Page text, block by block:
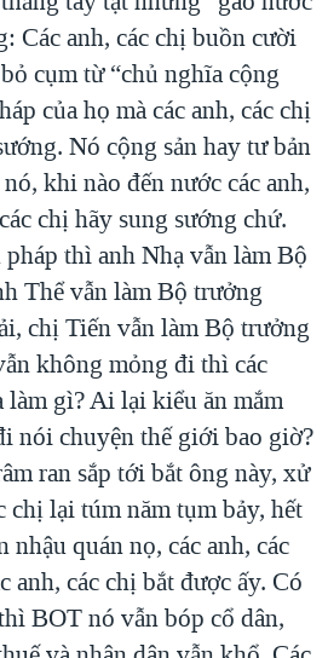
Các anh, các chị buồn cười
cụm từ “chủ nghĩa cộng
của họ mà các anh, các chị
Nó cộng sản hay tư bản
khi nào đến nước các anh,
chị hãy sung sướng chứ.
thì anh Nhạ vẫn làm Bộ
Thể vẫn làm Bộ trưởng
chị Tiến vẫn làm Bộ trưởng
không mỏng đi thì các
làm gì? Ai lại kiểu ăn mắm
nói chuyện thế giới bao giờ?
ran sắp tới bắt ông này, xử
chị lại túm năm tụm bảy, hết
nhậu quán nọ, các anh, các
anh, các chị bắt được ấy. Có
BOT nó vẫn bóp cổ dân,